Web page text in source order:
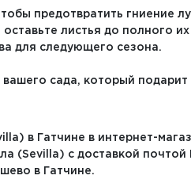
предотвратить гниение
листья до полного их
для следующего сезона.
сада, который подарит
в Гатчине в интернет-
(Sevilla) с доставкой почтой
в Гатчине.